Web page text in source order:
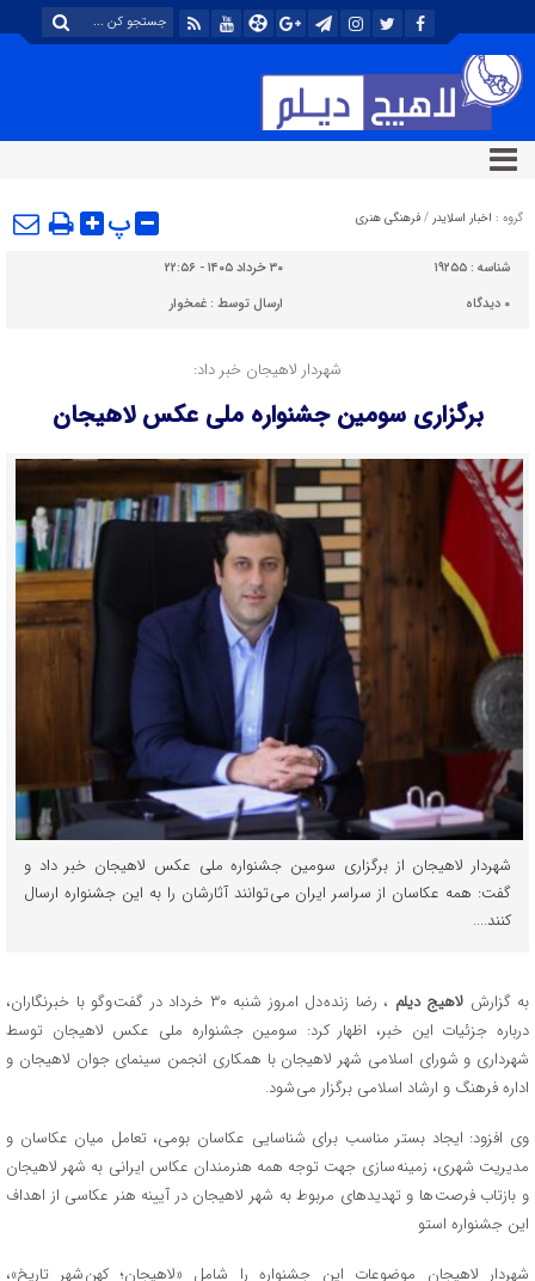
گروه : اخبار اسلایدر / فرهنگی هنری پ
شناسه : ۱۹۲۵۵
۳۰ خرداد ۱۴۰۵ - ۲۲:۵۶
۰ دیدگاه ارسال توسط :غمخوار
شهردار لاهیجان خبر داد:
برگزاری سومین جشنواره ملی عکس لاهیجان
شهردار لاهیجان از برگزاری سومین جشنواره ملی عکس لاهیجان خبر داد و
گفت: همه عکاسان از سراسر ایران می توانند آثارشان را به این جشنواره ارسال
کنند....
به گزارش لاهیج دیلم
، رضا زنده دل امروز شنبه ۳۰ خرداد در گفت وگو با خبرنگاران،
درباره جزئیات این خبر، اظهار کرد: سومین جشنواره ملی عکس لاهیجان توسط
شهرداری و شورای اسلامی شهر لاهیجان با همکاری انجمن سینمای جوان لاهیجان و
اداره فرهنگ و ارشاد اسلامی برگزار می شود.
وی افزود: ایجاد بستر مناسب برای شناسایی عکاسان بومی، تعامل میان عکاسان و
مدیریت شهری، زمینه سازی جهت توجه همه هنرمندان عکاس ایرانی به شهر لاهیجان
و بازتاب فرصت ها و تهدیدهای مربوط به شهر لاهیجان در آیینه هنر عکاسی از اهداف
این جشنواره استو
شهردار لاهیجان موضوعات این جشنواره را شامل «لاهیجان؛ کهن شهر تاریخ»،